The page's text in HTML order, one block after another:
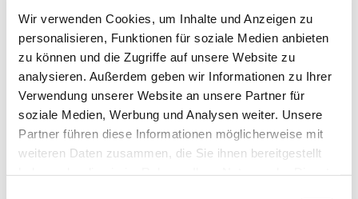
Wir verwenden Cookies, um Inhalte und Anzeigen zu
personalisieren, Funktionen für soziale Medien anbieten
zu können und die Zugriffe auf unsere Website zu
analysieren. Außerdem geben wir Informationen zu Ihrer
Verwendung unserer Website an unsere Partner für
soziale Medien, Werbung und Analysen weiter. Unsere
Partner führen diese Informationen möglicherweise mit
weiteren Daten zusammen, die Sie ihnen bereitgestellt
10% Ermäßigung auf das Kursprogramm im
Golf Club Lana
Golf Card Südtirol Vorteilskarte (20%
Greenfee-Ermäßigung für 18 Loch auf allen
Golf in Südtirol-Partnerclubs -
www.golfinsuedtirol.it)
1 Golf-Geschenk